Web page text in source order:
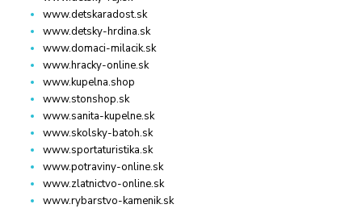
www.detskaradost.sk
www.detsky-hrdina.sk
www.domaci-milacik.sk
www.hracky-online.sk
www.kupelna.shop
www.stonshop.sk
www.sanita-kupelne.sk
www.skolsky-batoh.sk
www.sportaturistika.sk
www.potraviny-online.sk
www.zlatnictvo-online.sk
www.rybarstvo-kamenik.sk